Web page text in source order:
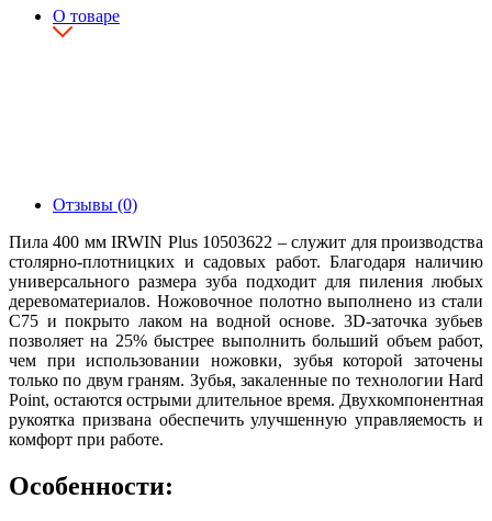
О товаре
Отзывы (0)
Пила 400 мм IRWIN Plus 10503622 – служит для производства
столярно-плотницких и садовых работ. Благодаря наличию
универсального размера зуба подходит для пиления любых
деревоматериалов. Ножовочное полотно выполнено из стали
С75 и покрыто лаком на водной основе. 3D-заточка зубьев
позволяет на 25% быстрее выполнить больший объем работ,
чем при использовании ножовки, зубья которой заточены
только по двум граням. Зубья, закаленные по технологии Hard
Point, остаются острыми длительное время. Двухкомпонентная
рукоятка призвана обеспечить улучшенную управляемость и
комфорт при работе.
Особенности: